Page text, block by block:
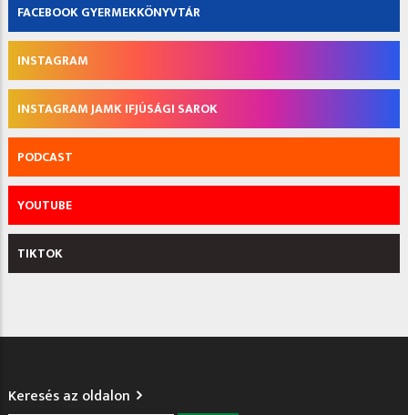
FACEBOOK GYERMEKKÖNYVTÁR
INSTAGRAM
INSTAGRAM JAMK IFJÚSÁGI SAROK
PODCAST
YOUTUBE
TIKTOK
Keresés az oldalon